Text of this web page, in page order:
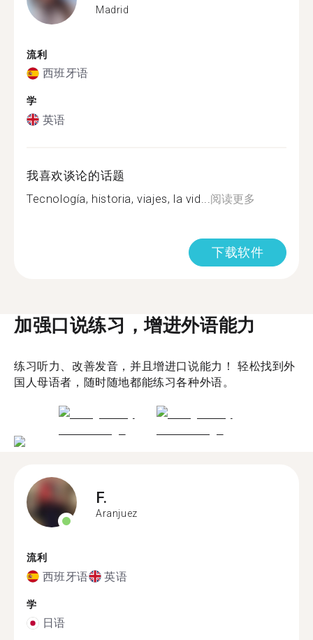
Madrid
流利
西班牙语
学
英语
我喜欢谈论的话题
Tecnología, historia, viajes, la vid... 阅读更多
下载软件
加强口说练习，增进外语能力
练习听力、改善发音，并且增进口说能力！ 轻松找到外
国人母语者，随时随地都能练习各种外语。
F.
Aranjuez
流利
西班牙语 英语
学
日语